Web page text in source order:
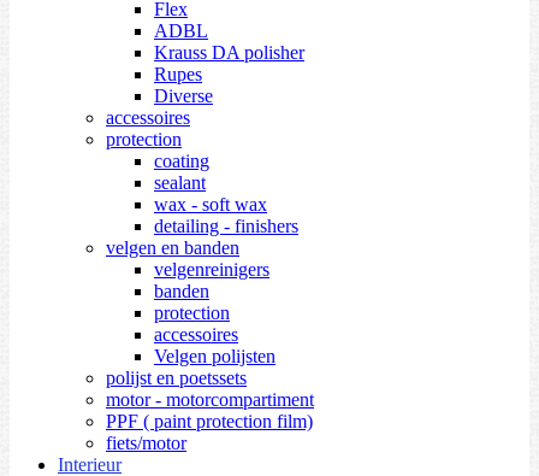
Flex
ADBL
Krauss DA polisher
Rupes
Diverse
accessoires
protection
coating
sealant
wax - soft wax
detailing - finishers
velgen en banden
velgenreinigers
banden
protection
accessoires
Velgen polijsten
polijst en poetssets
motor - motorcompartiment
PPF ( paint protection film)
fiets/motor
Interieur